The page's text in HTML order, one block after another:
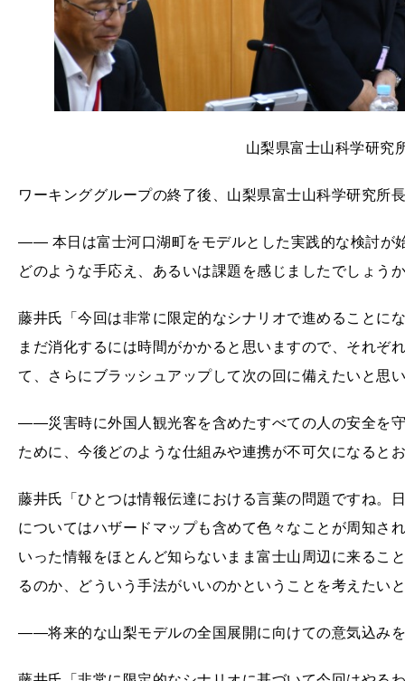
山梨県富士山科学研究
ワーキンググループの終了後、山梨県富士山科学研究所
―― 本日は富士河⼝湖町をモデルとした実践的な検討が
どのような手応え、あるいは課題を感じましたでしょう
藤井氏「今回は非常に限定的なシナリオで進めることに
まだ消化するには時間がかかると思いますので、それぞ
て、さらにブラッシュアップして次の回に備えたいと思
――災害時に外国人観光客を含めたすべての人の安全を
ために、今後どのような仕組みや連携が不可欠になると
藤井氏「ひとつは情報伝達における言葉の問題ですね。
についてはハザードマップも含めて色々なことが周知さ
いった情報をほとんど知らないまま富士山周辺に来るこ
るのか、どういう手法がいいのかということを考えたい
――将来的な山梨モデルの全国展開に向けての意気込み